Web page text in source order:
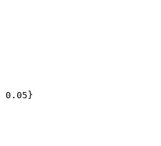
0.05 }